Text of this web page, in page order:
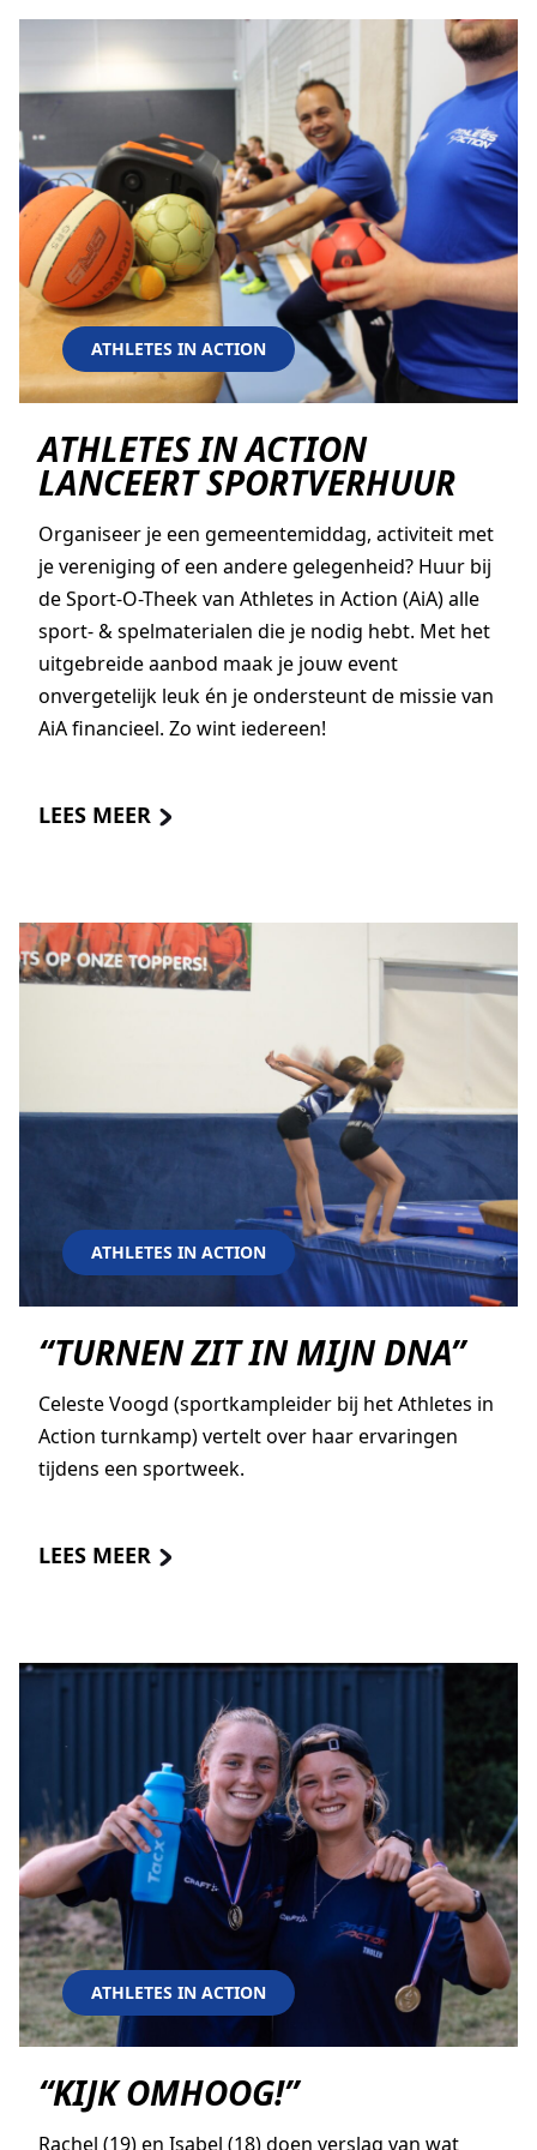
AGAPÈ STUDENTLIFE
FAMILYLIFE
ATHLETES IN ACTION
ER IS HOOP
CHURCH MOVEMENTS
LEADER IMPACT NEXT
ATHLETES IN ACTION
ATHLETES IN ACTION
LANCEERT SPORTVERHUUR
Organiseer je een gemeentemiddag, activiteit met
je vereniging of een andere gelegenheid? Huur bij
de Sport-O-Theek van Athletes in Action (AiA) alle
sport- & spelmaterialen die je nodig hebt. Met het
uitgebreide aanbod maak je jouw event
onvergetelijk leuk én je ondersteunt de missie van
AiA financieel. Zo wint iedereen!
LEES MEER
ATHLETES IN ACTION
“TURNEN ZIT IN MIJN DNA”
Celeste Voogd (sportkampleider bij het Athletes in
Action turnkamp) vertelt over haar ervaringen
tijdens een sportweek.
LEES MEER
ATHLETES IN ACTION
“KIJK OMHOOG!”
Rachel (19) en Isabel (18) doen verslag van wat